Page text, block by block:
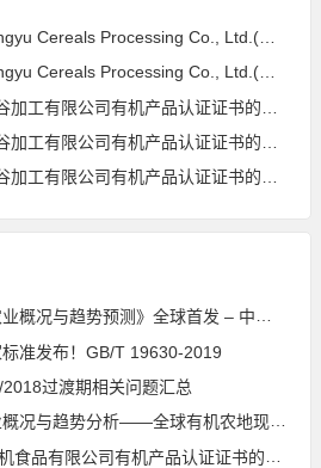
Co., Ltd.(大连广宇粮谷加工有限公司)JAS有机产品认证证书的公告
Co., Ltd.(大连广宇粮谷加工有限公司)JAS有机产品认证证书的公告
工有限公司有机产品认证证书的公告
工有限公司有机产品认证证书的公告
工有限公司有机产品认证证书的公告
势预测》全球首发 – 中国有机市场规模跻身世界第三
准发布！GB/T 19630-2019
过渡期相关问题汇总
分析——全球有机农地现状与有机食品（含饮料）市场
品有限公司有机产品认证证书的公告